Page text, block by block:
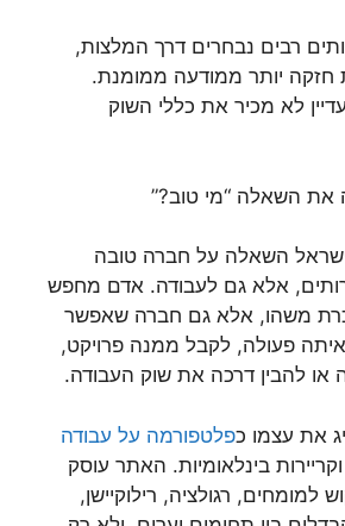
רבים נבחרים דרך המלצות,
חזקה יותר ממודעה ממומנת.
לא מכיר את כללי השוק
את השאלה “מי טוב?”
השאלה על חברה טובה
אלא גם לעבודה. אדם מחפש
משהו, אלא גם חברה שאפשר
פעולה, לקבל ממנה פרויקט,
או להבין דרכה את שוק העבודה.
פלטפורמה על עבודה
וקריירות בינלאומיות. האתר עוסק
למומחים, רגולציה, רילוקיישן,